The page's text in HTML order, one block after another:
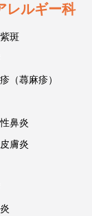
レルギー科
斑
（蕁麻疹）
鼻炎
膚炎